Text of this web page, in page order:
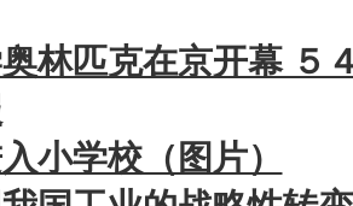
林匹克在京开幕 ５
小学校（图片）